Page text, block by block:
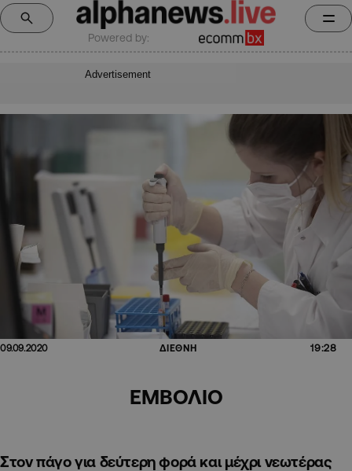
Powered by:
Advertisement
09.09.2020 ΔΙΕΘΝΗ 19:28
ΕΜΒΟΛΙΟ
Στον πάγο για δεύτερη φορά και μέχρι νεωτέρας